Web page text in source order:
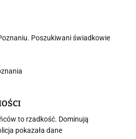
Poszukiwani świadkowie
to rzadkość. Dominują
pokazała dane